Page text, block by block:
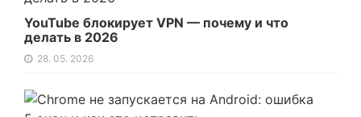
YouTube блокирует VPN — почему и что
делать в 2026
28. 05. 2026